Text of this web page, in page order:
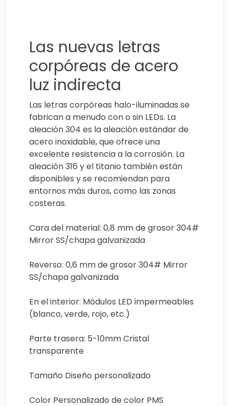
Las nuevas letras
corpóreas de acero
luz indirecta
Las letras corpóreas halo-iluminadas se
fabrican a menudo con o sin LEDs. La
aleación 304 es la aleación estándar de
acero inoxidable, que ofrece una
excelente resistencia a la corrosión. La
aleación 316 y el titanio también están
disponibles y se recomiendan para
entornos más duros, como las zonas
costeras.
Cara del material: 0,8 mm de grosor 304#
Mirror SS/chapa galvanizada
Reverso: 0,6 mm de grosor 304# Mirror
SS/chapa galvanizada
En el interior: Módulos LED impermeables
(blanco, verde, rojo, etc.)
Parte trasera: 5-10mm Cristal
transparente
Tamaño Diseño personalizado
Color Personalizado de color PMS